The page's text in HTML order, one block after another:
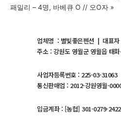
패밀리 – 4명, 바베큐 O // 오O자 »
업체명 : 별빛좋은펜션 | 대표자
주소 : 강원도 영월군 영월읍 태
사업자등록번호 : 225-03-31063
통신판매업 : 2012-강원영월-
입금계좌 : [농협] 301-0279-